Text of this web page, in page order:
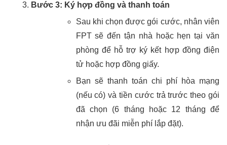
Bước 3: Ký hợp đồng và thanh toán
Sau khi chọn được gói cước, nhân viên
FPT sẽ đến tận nhà hoặc hẹn tại văn
phòng để hỗ trợ ký kết hợp đồng điện
tử hoặc hợp đồng giấy.
Bạn sẽ thanh toán chi phí hòa mạng
(nếu có) và tiền cước trả trước theo gói
đã chọn (6 tháng hoặc 12 tháng để
nhận ưu đãi miễn phí lắp đặt).